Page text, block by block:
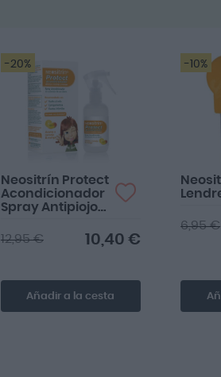
-20%
Neositrín Protect
Acondicionador
Spray Antipiojos
10,40 €
12,95 €
Añadir a la cesta
-10%
6,95 €